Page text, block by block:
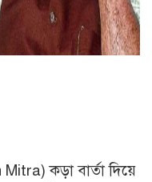
কড়া বার্তা দিয়ে